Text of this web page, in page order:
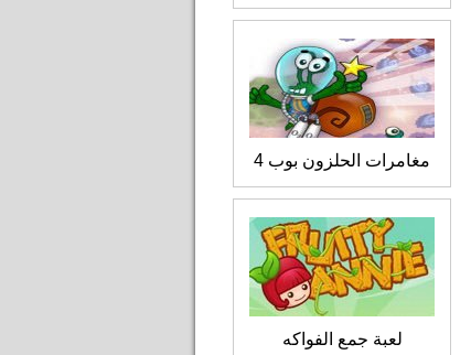
مغامرات الحلزون بوب 4
لعبة جمع الفواكه